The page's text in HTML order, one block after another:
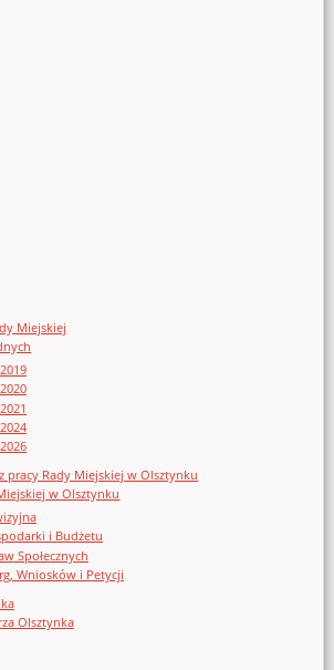
Miejskiej
pracy Rady Miejskiej w Olsztynku
w Olsztynku
i Budżetu
Społecznych
Wniosków i Petycji
Olsztynka